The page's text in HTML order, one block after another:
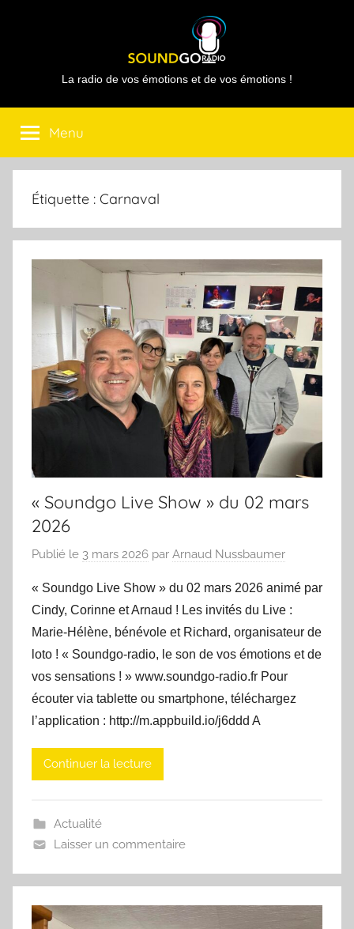
Sound
Go
Radio
La radio de vos émotions et de vos émotions !
Menu
Étiquette : Carnaval
« Soundgo Live Show » du 02 mars
2026
Publié le 3 mars 2026 par Arnaud Nussbaumer
« Soundgo Live Show » du 02 mars 2026 animé par
Cindy, Corinne et Arnaud ! Les invités du Live :
Marie-Hélène, bénévole et Richard, organisateur de
loto ! « Soundgo-radio, le son de vos émotions et de
vos sensations ! » www.soundgo-radio.fr Pour
écouter via tablette ou smartphone, téléchargez
l’application : http://m.appbuild.io/j6ddd A
Continuer la lecture
Actualité
Laisser un commentaire